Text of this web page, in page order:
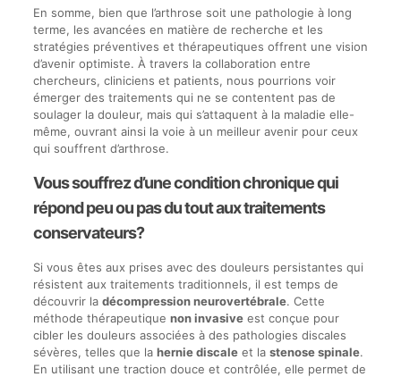
En somme, bien que l’arthrose soit une pathologie à long
terme, les avancées en matière de recherche et les
stratégies préventives et thérapeutiques offrent une vision
d’avenir optimiste. À travers la collaboration entre
chercheurs, cliniciens et patients, nous pourrions voir
émerger des traitements qui ne se contentent pas de
soulager la douleur, mais qui s’attaquent à la maladie elle-
même, ouvrant ainsi la voie à un meilleur avenir pour ceux
qui souffrent d’arthrose.
Vous souffrez d’une condition chronique qui
répond peu ou pas du tout aux traitements
conservateurs?
Si vous êtes aux prises avec des douleurs persistantes qui
résistent aux traitements traditionnels, il est temps de
découvrir la décompression neurovertébrale. Cette
méthode thérapeutique non invasiveest conçue pour
cibler les douleurs associées à des pathologies discales
sévères, telles que la hernie discaleet la stenose spinale.
En utilisant une traction douce et contrôlée, elle permet de